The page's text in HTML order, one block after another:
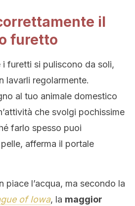
il
furetto
i furetti si puliscono da soli,
lavarli regolarmente.
al tuo animale domestico
che svolgi pochissime
farlo spesso puoi
afferma il portale
piace l’acqua, ma secondo la
of Iowa, la maggior